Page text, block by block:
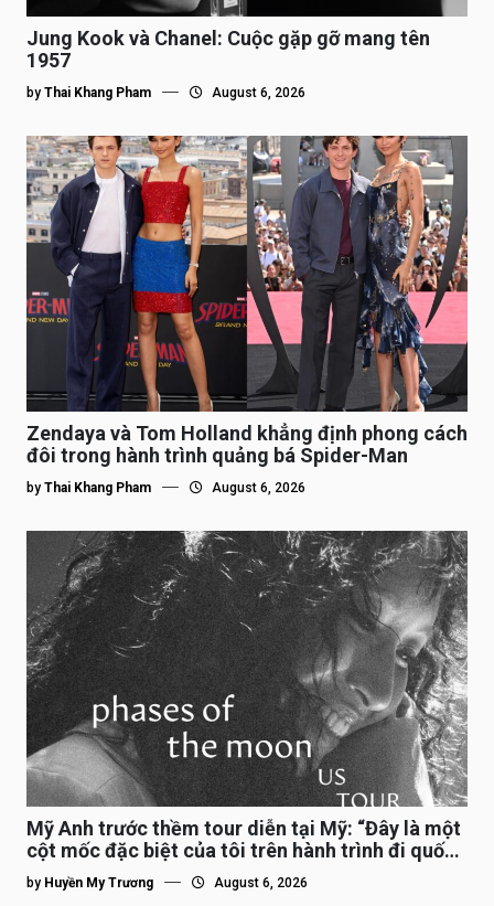
Jung Kook và Chanel: Cuộc gặp gỡ mang tên
1957
by Thai Khang Pham August 6, 2026
Zendaya và Tom Holland khẳng định phong cách
đôi trong hành trình quảng bá Spider-Man
by Thai Khang Pham August 6, 2026
Mỹ Anh trước thềm tour diễn tại Mỹ: “Đây là một
cột mốc đặc biệt của tôi trên hành trình đi quốc
tế”
by Huyền My Trương August 6, 2026